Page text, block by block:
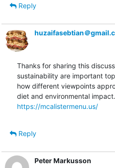
Reply
huzaifasebtian＠
Thanks for sharing this
sustainability are important
how different viewpoints
https://mcalistermenu.us/
Reply
Peter Markusson